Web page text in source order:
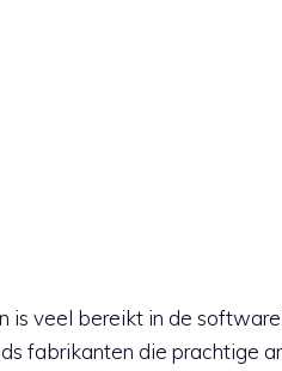
is veel bereikt in de
fabrikanten die prachtige